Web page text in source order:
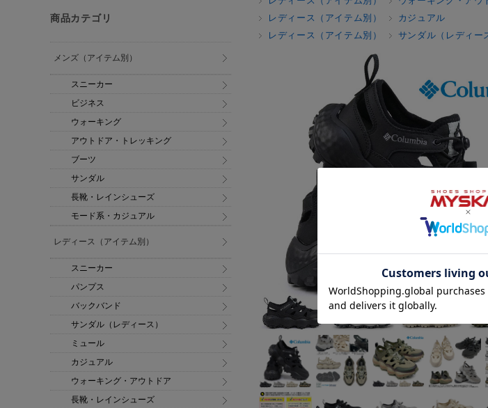
レディース（アイテム別）
カジュアル
レディース（アイテム別）
サンダル（レディー
商品カテゴリ
メンズ（アイテム別）
スニーカー
ビジネス
ウォーキング
アウトドア・トレッキング
ブーツ
サンダル
長靴・レインシューズ
モード系・カジュアル
レディース（アイテム別）
スニーカー
パンプス
バックバンド
サンダル（レディース）
ミュール
カジュアル
ウォーキング・アウトドア
長靴・レインシューズ